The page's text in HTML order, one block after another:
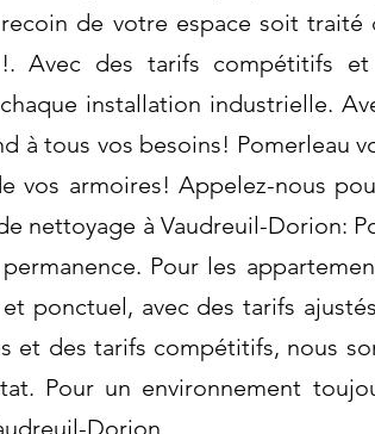
de votre espace soit
Avec des tarifs compétitifs
installation industrielle.
à tous vos besoins! Pomerleau
vos armoires! Appelez-nous
nettoyage à Vaudreuil-Dorion:
Pour les
ponctuel, avec des tarifs
et des tarifs compétitifs, nous
Pour un environnement
Dorion